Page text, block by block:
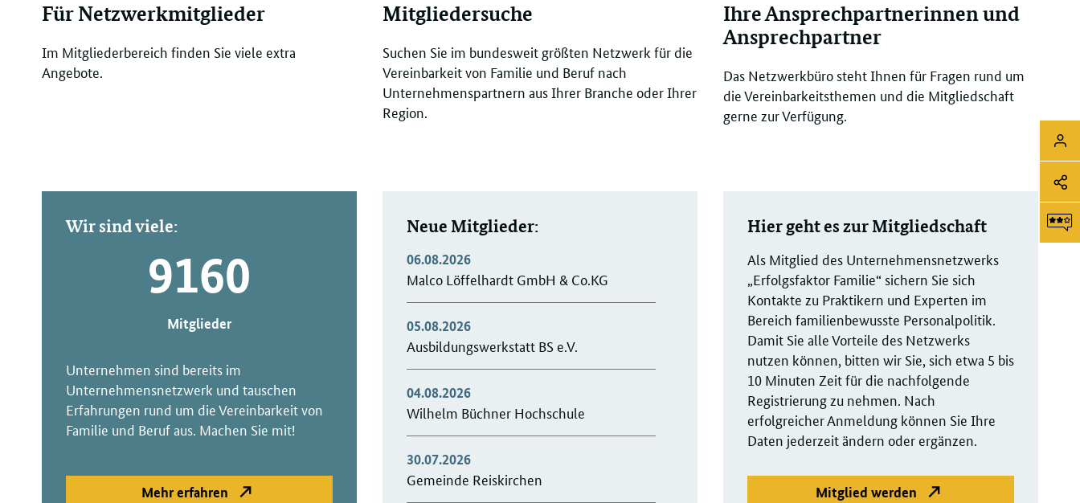
Für Netzwerkmitglieder
Im Mitgliederbereich finden Sie viele extra
Angebote.
Mitgliedersuche
Suchen Sie im bundesweit größten Netzwerk für die
Vereinbarkeit von Familie und Beruf nach
Unternehmenspartnern aus Ihrer Branche oder Ihrer
Region.
Ihre Ansprechpartnerinnen und
Ansprechpartner
Das Netzwerkbüro steht Ihnen für Fragen rund um
die Vereinbarkeitsthemen und die Mitgliedschaft
gerne zur Verfügung.
Wir sind viele:
9160
Mitglieder
Unternehmen sind bereits im
Unternehmensnetzwerk und tauschen
Erfahrungen rund um die Vereinbarkeit von
Familie und Beruf aus. Machen Sie mit!
Mehr erfahren
Neue Mitglieder:
06.08.2026
Malco Löffelhardt GmbH & Co.KG
05.08.2026
Ausbildungswerkstatt BS e.V.
04.08.2026
Wilhelm Büchner Hochschule
30.07.2026
Gemeinde Reiskirchen
Hier geht es zur Mitgliedschaft
Als Mitglied des Unternehmensnetzwerks
„Erfolgsfaktor Familie“ sichern Sie sich
Kontakte zu Praktikern und Experten im
Bereich familienbewusste Personalpolitik.
Damit Sie alle Vorteile des Netzwerks
nutzen können, bitten wir Sie, sich etwa 5 bis
10 Minuten Zeit für die nachfolgende
Registrierung zu nehmen. Nach
erfolgreicher Anmeldung können Sie Ihre
Daten jederzeit ändern oder ergänzen.
Mitglied werden
Login